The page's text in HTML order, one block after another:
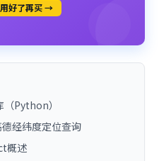
好了再买 →
Python）
经纬度定位查询
概述